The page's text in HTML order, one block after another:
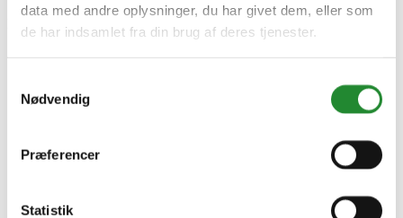
data med andre oplysninger, du har givet dem, eller som
de har indsamlet fra din brug af deres tjenester.
Nødvendig
Præferencer
Statistik
DKK 239,96 Inkl. moms